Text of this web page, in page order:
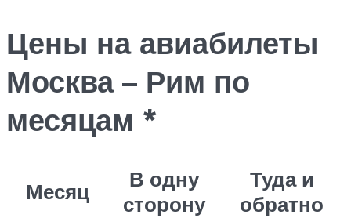
Цены на авиабилеты
Москва – Рим по
месяцам *
Месяц
В одну
сторону
Туда и
обратно